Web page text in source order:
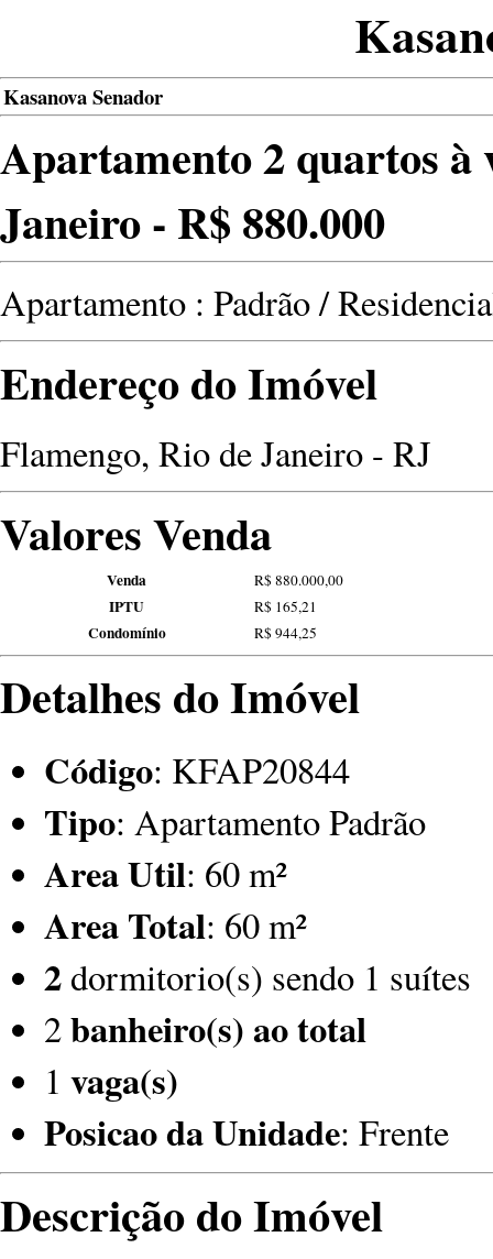
Kasanova Senador
Apartamento 2 quartos à
Janeiro - R$ 880.000
Apartamento : Padrão /
Endereço do Imóvel
Flamengo, Rio de Janeiro - RJ
Valores Venda
Venda R$ 880.000,00
IPTU R$ 165,21
Condomínio R$ 944,25
Detalhes do Imóvel
Código: KFAP20844
Tipo: Apartamento Padrão
Area Util: 60 m²
Area Total: 60 m²
2 dormitorio(s) sendo 1 suítes
2banheiro(s) ao total
1 vaga(s)
Posicao da Unidade: Frente
Descrição do Imóvel